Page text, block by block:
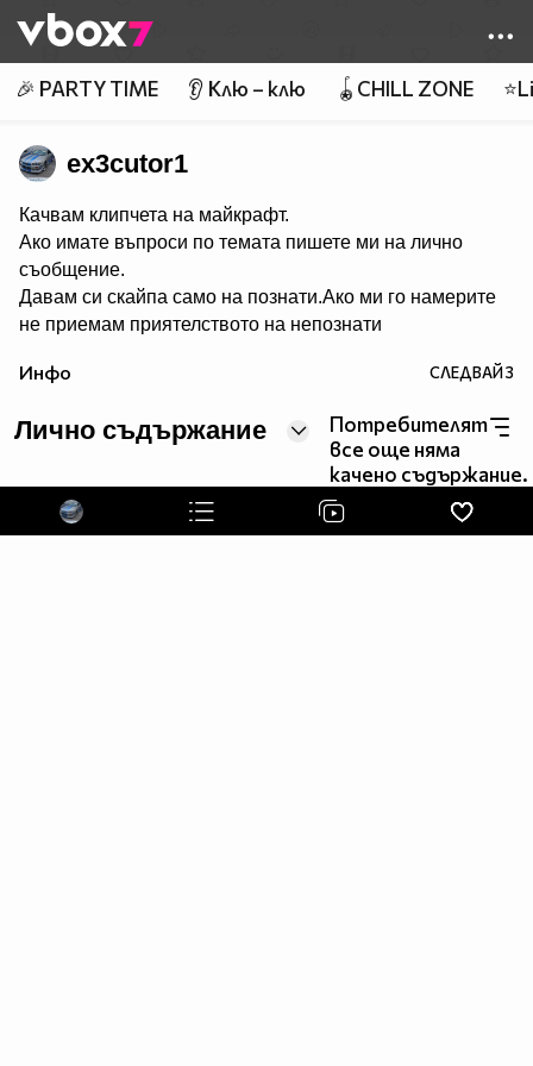
👾
🎉 PARTY TIME 👂 Клю – клю 🪀CHILL ZONE
ex3cutor1
Качвам клипчета на майкрафт.
Ако имате въпроси по темата пишете ми на лично
съобщение.
Давам си скайпа само на познати.Ако ми го намерите
не приемам приятелството на непознати
Инфо СЛЕДВАЙ3
Лично съдържание
Потребителят
все още няма
качено съдържание.